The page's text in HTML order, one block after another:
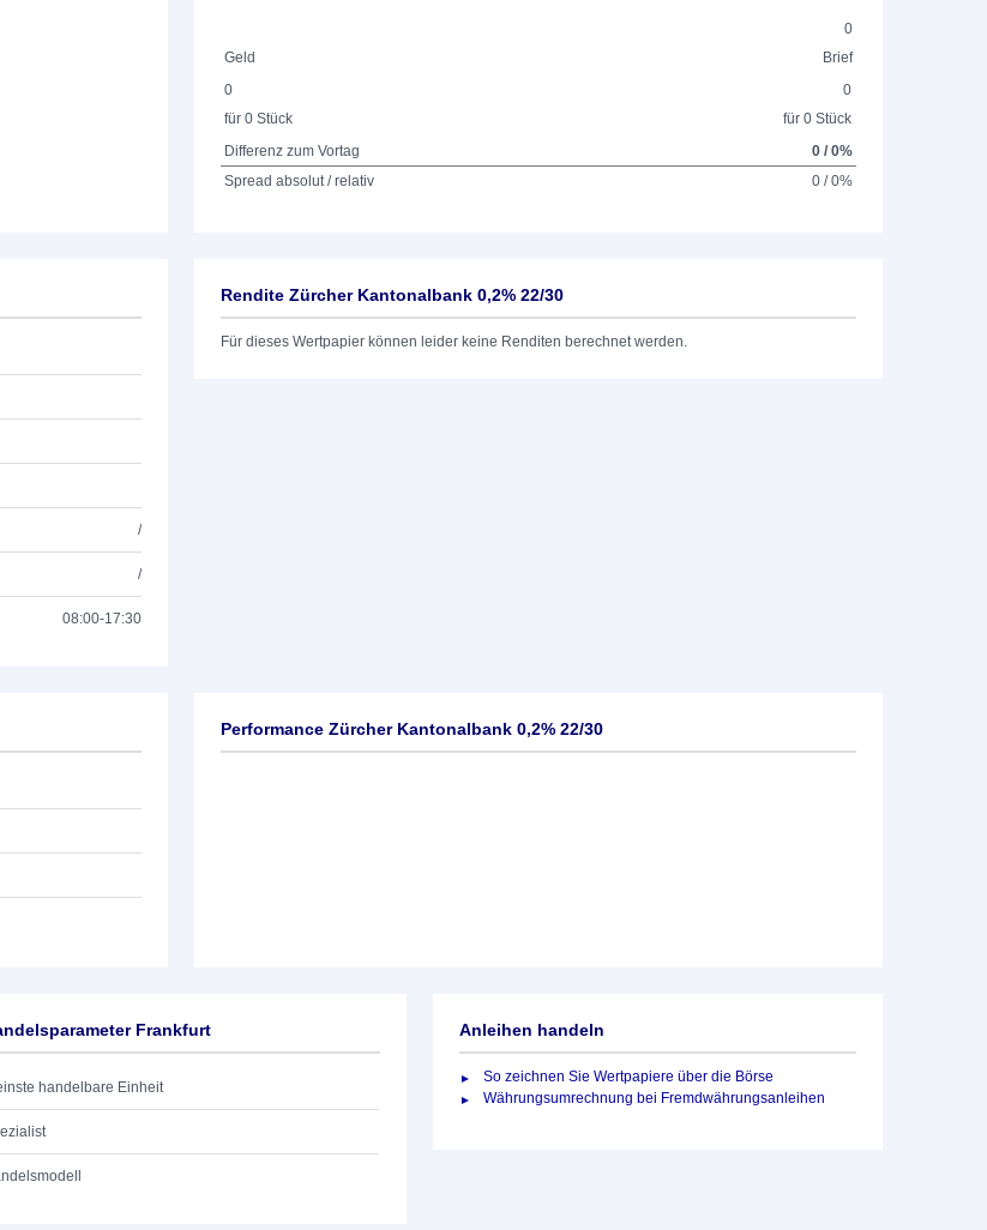
0
Geld
Brief
0
für 0 Stück
0
für 0 Stück
Differenz zum Vortag
0 / 0%
Spread absolut / relativ
0 / 0%
/
/
08:00-17:30
Rendite Zürcher Kantonalbank 0,2% 22/30
Für dieses Wertpapier können leider keine Renditen berechnet werden.
Performance Zürcher Kantonalbank 0,2% 22/30
Frankfurt
handelbare Einheit
Anleihen handeln
So zeichnen Sie Wertpapiere über die Börse
Währungsumrechnung bei Fremdwährungsanleihen